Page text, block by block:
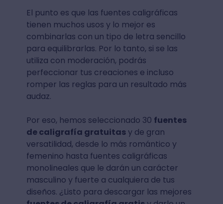
El punto es que las fuentes caligráficas
tienen muchos usos y lo mejor es
combinarlas con un tipo de letra sencillo
para equilibrarlas. Por lo tanto, si se las
utiliza con moderación, podrás
perfeccionar tus creaciones e incluso
romper las reglas para un resultado más
audaz.
Por eso, hemos seleccionado 30 fuentes
de caligrafía gratuitasy de gran
versatilidad, desde lo más romántico y
femenino hasta fuentes caligráficas
monolineales que le darán un carácter
masculino y fuerte a cualquiera de tus
diseños. ¿Listo para descargar las mejores